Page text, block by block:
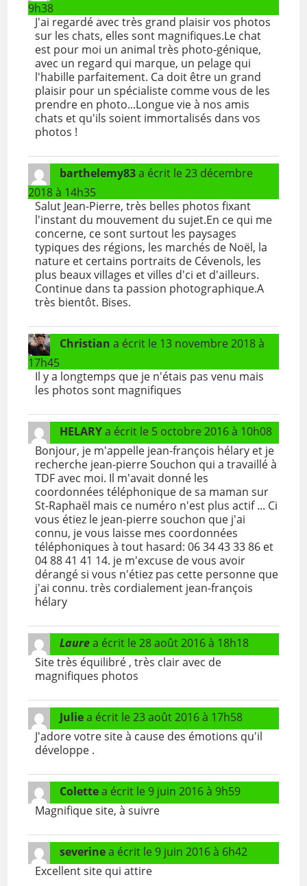
9h38
J'ai regardé avec très grand plaisir vos photos
sur les chats, elles sont magnifiques.Le chat
est pour moi un animal très photo-génique,
avec un regard qui marque, un pelage qui
l'habille parfaitement. Ca doit être un grand
plaisir pour un spécialiste comme vous de les
prendre en photo...Longue vie à nos amis
chats et qu'ils soient immortalisés dans vos
photos !
barthelemy83a écrit le 23 décembre
2018à 14h35
Salut Jean-Pierre, très belles photos fixant
l'instant du mouvement du sujet.En ce qui me
concerne, ce sont surtout les paysages
typiques des régions, les marchés de Noël, la
nature et certains portraits de Cévenols, les
plus beaux villages et villes d'ci et d'ailleurs.
Continue dans ta passion photographique.A
très bientôt. Bises.
Christiana écrit le 13 novembre 2018à
17h45
Il y a longtemps que je n'étais pas venu mais
les photos sont magnifiques
HELARYa écrit le 5 octobre 2016à 10h08
Bonjour, je m'appelle jean-françois hélary et je
recherche jean-pierre Souchon qui a travaillé à
TDF avec moi. Il m'avait donné les
coordonnées téléphonique de sa maman sur
St-Raphaël mais ce numéro n'est plus actif ... Ci
vous étiez le jean-pierre souchon que j'ai
connu, je vous laisse mes coordonnées
téléphoniques à tout hasard: 06 34 43 33 86 et
04 88 41 41 14. je m'excuse de vous avoir
dérangé si vous n'étiez pas cette personne que
j'ai connu. très cordialement jean-françois
hélary
Laurea écrit le 28 août 2016à 18h18
Site très équilibré , très clair avec de
magnifiques photos
Juliea écrit le 23 août 2016à 17h58
J'adore votre site à cause des émotions qu'il
développe .
Colettea écrit le 9 juin 2016à 9h59
Magnifique site, à suivre
severinea écrit le 9 juin 2016à 6h42
Excellent site qui attire